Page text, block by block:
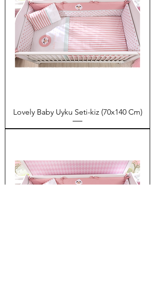
Lovely Baby Uyku Seti-kiz (70x140 Cm)